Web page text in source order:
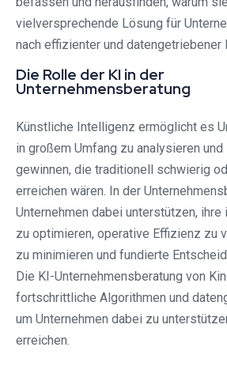
vielversprechende Lösung für
nach effizienter und datengetriebener
Die Rolle der KI in der
Unternehmensberatung
Künstliche Intelligenz ermöglicht es
in großem Umfang zu analysieren
gewinnen, die traditionell schwierig
erreichen wären. In der
Unternehmen dabei unterstützen,
zu optimieren, operative Effizienz zu
zu minimieren und fundierte
Die KI-Unternehmensberatung von
fortschrittliche Algorithmen und
um Unternehmen dabei zu
erreichen.